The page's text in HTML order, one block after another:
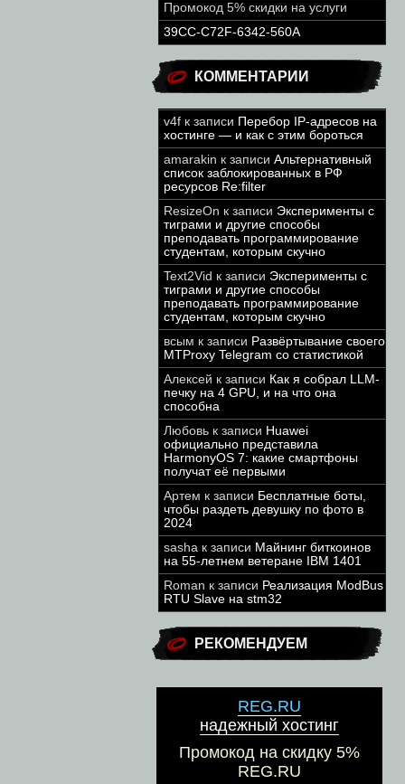
Промокод 5% скидки на услуги
39CC-C72F-6342-560A
КОММЕНТАРИИ
v4f к записи Перебор IP-адресов на
хостинге — и как с этим бороться
amarakin к записи Альтернативный
список заблокированных в РФ
ресурсов Re:filter
ResizeOn к записи Эксперименты с
тиграми и другие способы
преподавать программирование
студентам, которым скучно
Text2Vid к записи Эксперименты с
тиграми и другие способы
преподавать программирование
студентам, которым скучно
всым к записи Развёртывание своего
MTProxy Telegram со статистикой
Алексей к записи Как я собрал LLM-
печку на 4 GPU, и на что она
способна
Любовь к записи Huawei
официально представила
HarmonyOS 7: какие смартфоны
получат её первыми
Артем к записи Бесплатные боты,
чтобы раздеть девушку по фото в
2024
sasha к записи Майнинг биткоинов
на 55-летнем ветеране IBM 1401
Roman к записи Реализация ModBus
RTU Slave на stm32
РЕКОМЕНДУЕМ
REG.RU
надежный хостинг
Промокод на скидку 5%
REG.RU